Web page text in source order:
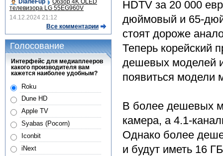
HDTV за 20 000
дюймовый и 65-
стоят дороже
Теперь корейский
дешевых моделей
появиться модели
В более дешевых
камера, а 4.1-
Однако более
и будут иметь 16
DianeFup
Обзор 4K OLED
телевизора LG 55EG960V
14.12.2024 21:12
Все комментарии
Голосование
Интерфейс для медиаплееров
какого производителя вам
кажется наиболее удобным?
Roku
Dune HD
Apple TV
Syabas (Pocorn)
Iconbit
iNext